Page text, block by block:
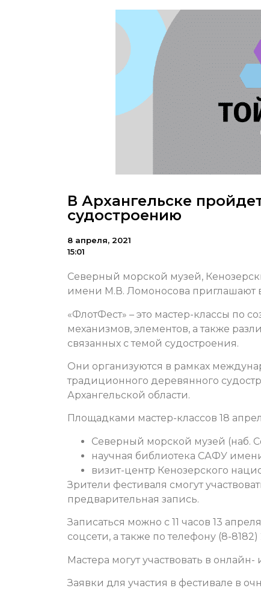
В Архангельске
судостроению
8 апреля, 2021
15:01
Северный морской музей,
имени М.В. Ломоносова приглашают
«ФлотФест» – это мастер-классы по
механизмов, элементов, а также
связанных с темой судостроения.
Они организуются в рамках
традиционного деревянного
Архангельской области.
Площадками мастер-классов 18
Северный морской музей (наб.
научная библиотека САФУ
визит-центр Кенозерского
Зрители фестиваля смогут
предварительная запись.
Записаться можно с 11 часов 13
соцсети, а также по телефону (8-8182)
Мастера могут участвовать в
Заявки для участия в фестивале в